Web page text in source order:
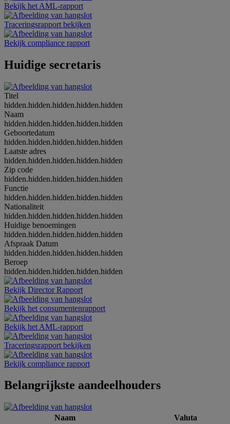
Bekijk het AML-rapport
Traceringsrapport bekijken
Bekijk compliance rapport
Huidige secretaris
Titel
hidden.hidden.hidden.hidden.hidden
Naam
hidden.hidden.hidden.hidden.hidden
Geboortedatum
hidden.hidden.hidden.hidden.hidden
Laatste adres
hidden.hidden.hidden.hidden.hidden
Zip code
hidden.hidden.hidden.hidden.hidden
Functie
hidden.hidden.hidden.hidden.hidden
Nationaliteit
hidden.hidden.hidden.hidden.hidden
Huidige benoemingen
hidden.hidden.hidden.hidden.hidden
Afspraak Datum
hidden.hidden.hidden.hidden.hidden
Beroep
hidden.hidden.hidden.hidden.hidden
Bekijk Director Rapport
Bekijk het consumentenrapport
Bekijk het AML-rapport
Traceringsrapport bekijken
Bekijk compliance rapport
Belangrijkste aandeelhouders
Naam
Valuta